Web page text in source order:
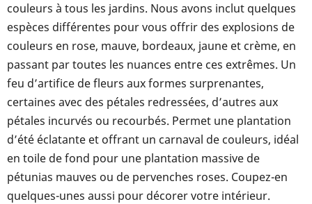
couleurs à tous les jardins. Nous avons inclut quelques
espèces différentes pour vous offrir des explosions de
couleurs en rose, mauve, bordeaux, jaune et crème, en
passant par toutes les nuances entre ces extrêmes. Un
feu d’artifice de fleurs aux formes surprenantes,
certaines avec des pétales redressées, d’autres aux
pétales incurvés ou recourbés. Permet une plantation
d’été éclatante et offrant un carnaval de couleurs, idéal
en toile de fond pour une plantation massive de
pétunias mauves ou de pervenches roses. Coupez-en
quelques-unes aussi pour décorer votre intérieur.